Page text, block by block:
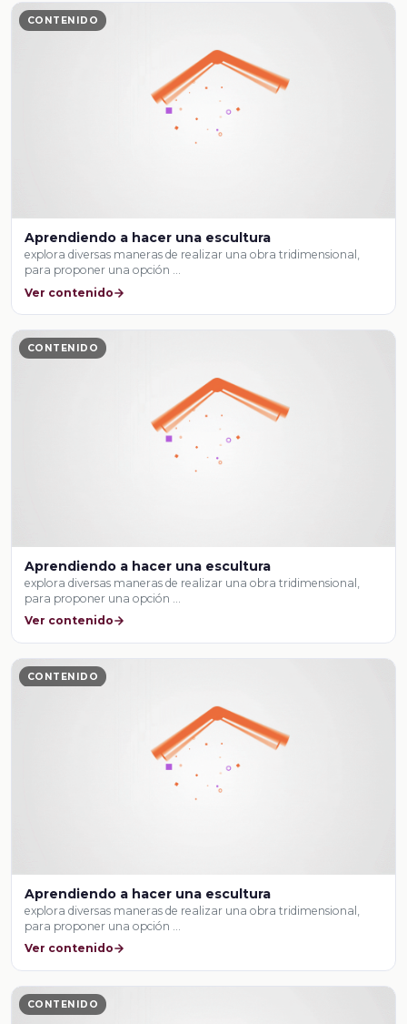
CONTENIDO
Aprendiendo a hacer una escultura
explora diversas maneras de realizar una obra tridimensional,
para proponer una opción …
Ver contenido
CONTENIDO
Aprendiendo a hacer una escultura
explora diversas maneras de realizar una obra tridimensional,
para proponer una opción …
Ver contenido
CONTENIDO
Aprendiendo a hacer una escultura
explora diversas maneras de realizar una obra tridimensional,
para proponer una opción …
Ver contenido
CONTENIDO